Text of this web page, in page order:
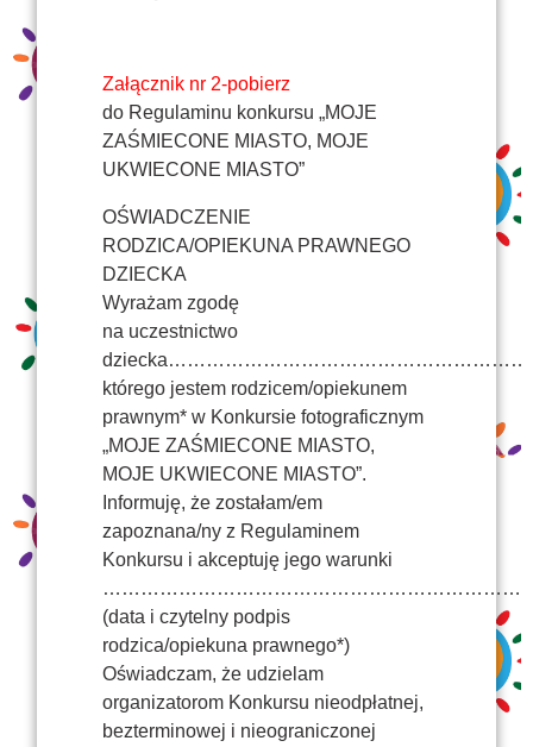
Załącznik nr 2-pobierz
do Regulaminu konkursu „MOJE
ZAŚMIECONE MIASTO, MOJE
UKWIECONE MIASTO”
OŚWIADCZENIE
RODZICA/OPIEKUNA PRAWNEGO
DZIECKA
Wyrażam zgodę
na uczestnictwo
którego jestem rodzicem/opiekunem
prawnym* w Konkursie fotograficznym
„MOJE ZAŚMIECONE MIASTO,
MOJE UKWIECONE MIASTO”.
Informuję, że zostałam/em
zapoznana/ny z Regulaminem
Konkursu i akceptuję jego warunki
(data i czytelny podpis
rodzica/opiekuna prawnego*)
Oświadczam, że udzielam
organizatorom Konkursu nieodpłatnej,
bezterminowej i nieograniczonej